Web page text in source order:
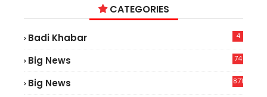
CATEGORIES
Badi Khabar 4
Big News
74
Big News 871